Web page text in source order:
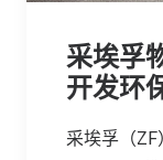
采埃孚
开发环
采埃孚（